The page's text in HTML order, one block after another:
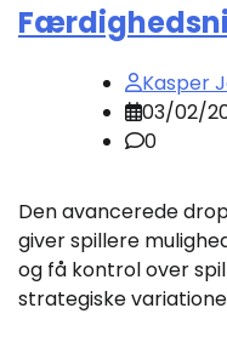
Kasper
03/02/
0
Den avancerede
giver spillere
og få kontrol over
strategiske